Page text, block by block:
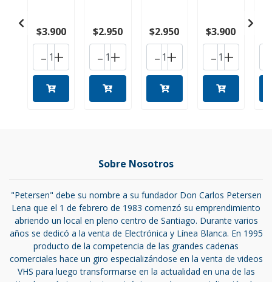
$3.900
+
-
$2.950
+
-
$2.950
+
-
$3.900
+
-
Sobre Nosotros
"Petersen" debe su nombre a su fundador Don Carlos Petersen
Lena que el 1 de febrero de 1983 comenzó su emprendimiento
abriendo un local en pleno centro de Santiago. Durante varios
años se dedicó a la venta de Electrónica y Línea Blanca. En 1995
producto de la competencia de las grandes cadenas
comerciales hace un giro especializándose en la venta de videos
VHS para luego transformarse en la actualidad en una de las